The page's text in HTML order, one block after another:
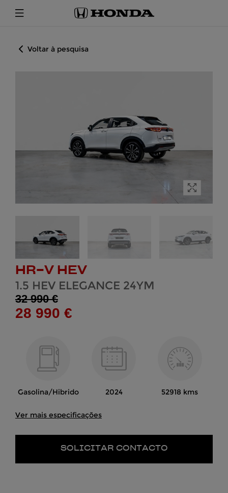
Voltar à pesquisa
HR-V HEV
1.5 HEV ELEGANCE 24YM
32 990 €
28 990 €
Gasolina/Hibrido 2024 52918 kms
Ver mais especificações
SOLICITAR CONTACTO